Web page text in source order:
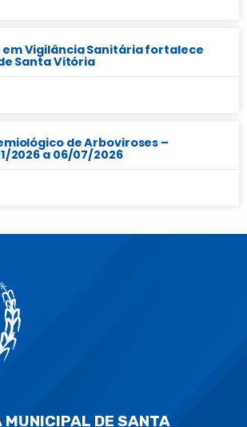
Vigilância Sanitária fortalece
Santa Vitória
de Arboviroses –
2026 a 06/07/2026
MUNICIPAL DE SANTA